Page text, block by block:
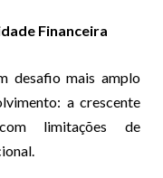
Financeira
desafio mais amplo
a crescente
limitações de